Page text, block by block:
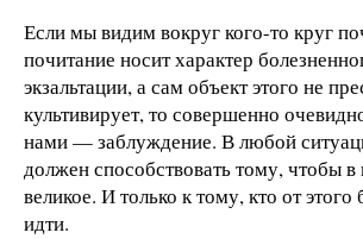
Если мы видим вокруг кого-то круг
почитание носит характер
экзальтации, а сам объект этого не
культивирует, то совершенно
нами — заблуждение. В любой
должен способствовать тому, чтобы в
великое. И только к тому, кто от
идти.